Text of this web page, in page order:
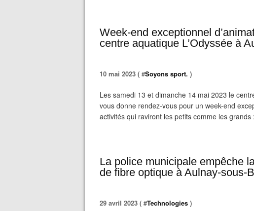
Week-end exceptionnel
centre aquatique L’Odyssée à
10 mai 2023 ( #Soyons sport. )
Les samedi 13 et dimanche 14 mai 2023 le
vous donne rendez-vous pour un week-end
activités qui raviront les petits comme les
La police municipale empêche
de fibre optique à Aulnay-sous-
29 avril 2023 ( #Technologies )